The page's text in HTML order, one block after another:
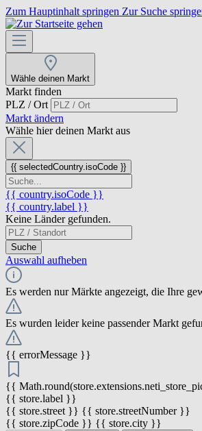
Zum Hauptinhalt springen Zur Suche
Wähle deinen Markt
Markt finden
PLZ / Ort
Markt ändern
Wähle hier deinen Markt aus
{{ selectedCountry.isoCode }}
{{ country.isoCode }}
{{ country.label }}
Keine Länder gefunden.
Suche
Auswahl aufheben
Es werden nur Märkte angezeigt, die Ihre
Es wurden leider keine passender Markt
{{ errorMessage }}
{{
{{ store.label }}
{{ store.street }} {{ store.streetNumber }}
{{ store.zipCode }} {{ store.city }}